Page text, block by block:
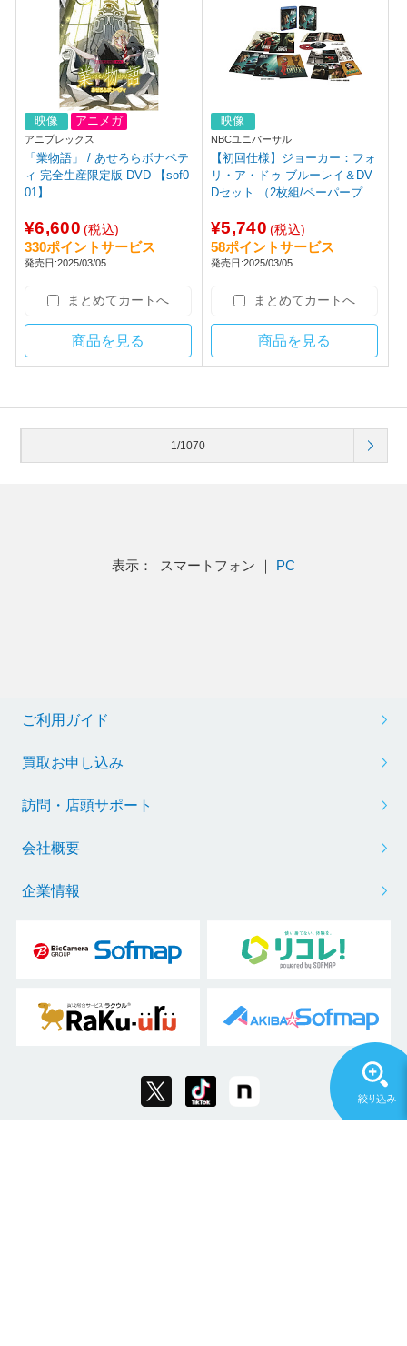
映像 アニメガ
アニプレックス
「業物語」 / あせろらボナペテ
ィ 完全生産限定版 DVD 【sof0
01】
¥6,600 (税込)
330ポイントサービス
発売日:2025/03/05
まとめてカートへ
商品を見る
映像
NBCユニバーサル
【初回仕様】ジョーカー：フォ
リ・ア・ドゥ ブルーレイ＆DV
Dセット （2枚組/ペーパープレ
¥5,740 (税込)
58ポイントサービス
発売日:2025/03/05
まとめてカートへ
商品を見る
1/1070
表示： スマートフォン ｜ PC
ご利用ガイド
買取お申し込み
訪問・店頭サポート
会社概要
企業情報